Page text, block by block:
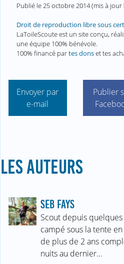
Publié le25 octobre 2014(mis à jour
Droit de reproduction libre sous
LaToileScoute est un site conçu,
une équipe 100% bénévole.
100% financé partes donset tes
Envoyer par
e-mail
Publier
LES AUTEURS
SEB FAYS
Scout depuis
campé sous la tente
de plus de 2 ans
nuits au dernier…